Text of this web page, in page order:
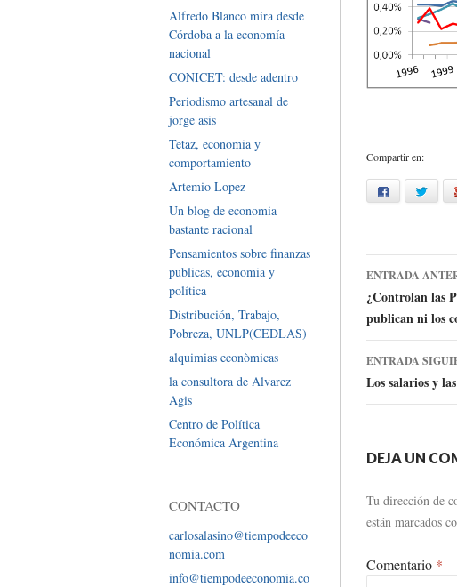
facebook twitter
Compartir en:
Ir
a
la
entrada
ENTRADA
¿Controlan las
publican ni los
ENTRADA
Los salarios y
DEJA UN
Tu dirección de
están marcados
Comentario *
Alfredo Blanco mira desde
Córdoba a la economía
nacional
CONICET: desde adentro
Periodismo artesanal de
jorge asis
Tetaz, economia y
comportamiento
Artemio Lopez
Un blog de economia
bastante racional
Pensamientos sobre finanzas
publicas, economia y
política
Distribución, Trabajo,
Pobreza, UNLP(CEDLAS)
alquimias econòmicas
la consultora de Alvarez
Agis
Centro de Política
Económica Argentina
CONTACTO
carlosalasino@tiempodeeco
nomia.com
info@tiempodeeconomia.co